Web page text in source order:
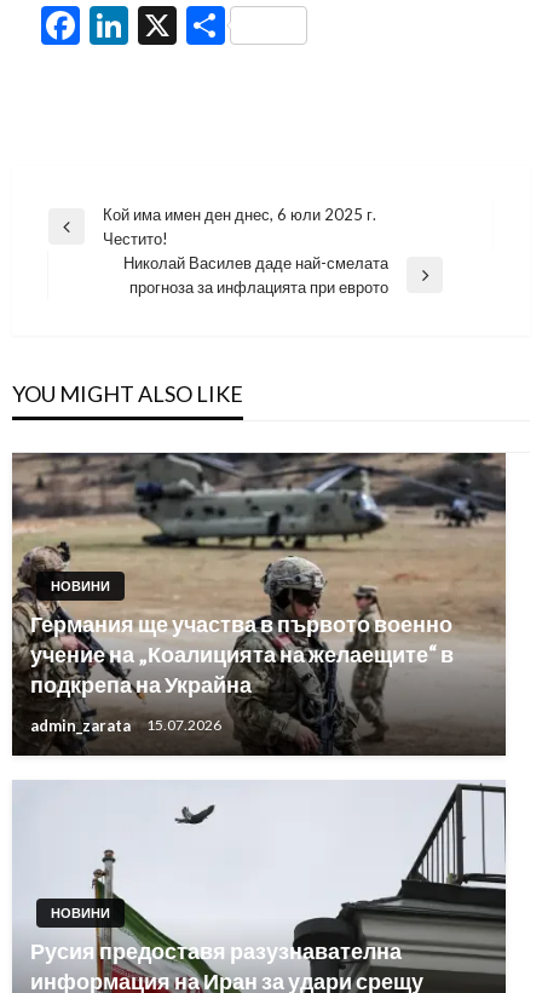
Facebook
LinkedIn
X Share
Навигация
Previous
Кой има имен ден днес, 6 юли 2025 г.
Честито!
Николай Василев даде най-смелата
прогноза за инфлацията при еврото
YOU MIGHT ALSO LIKE
НОВИНИ
Германия ще участва в първото военно
учение на „Коалицията на желаещите“ в
подкрепа на Украйна
admin_zarata 15.07.2026
НОВИНИ
Русия предоставя разузнавателна
информация на Иран за удари срещу